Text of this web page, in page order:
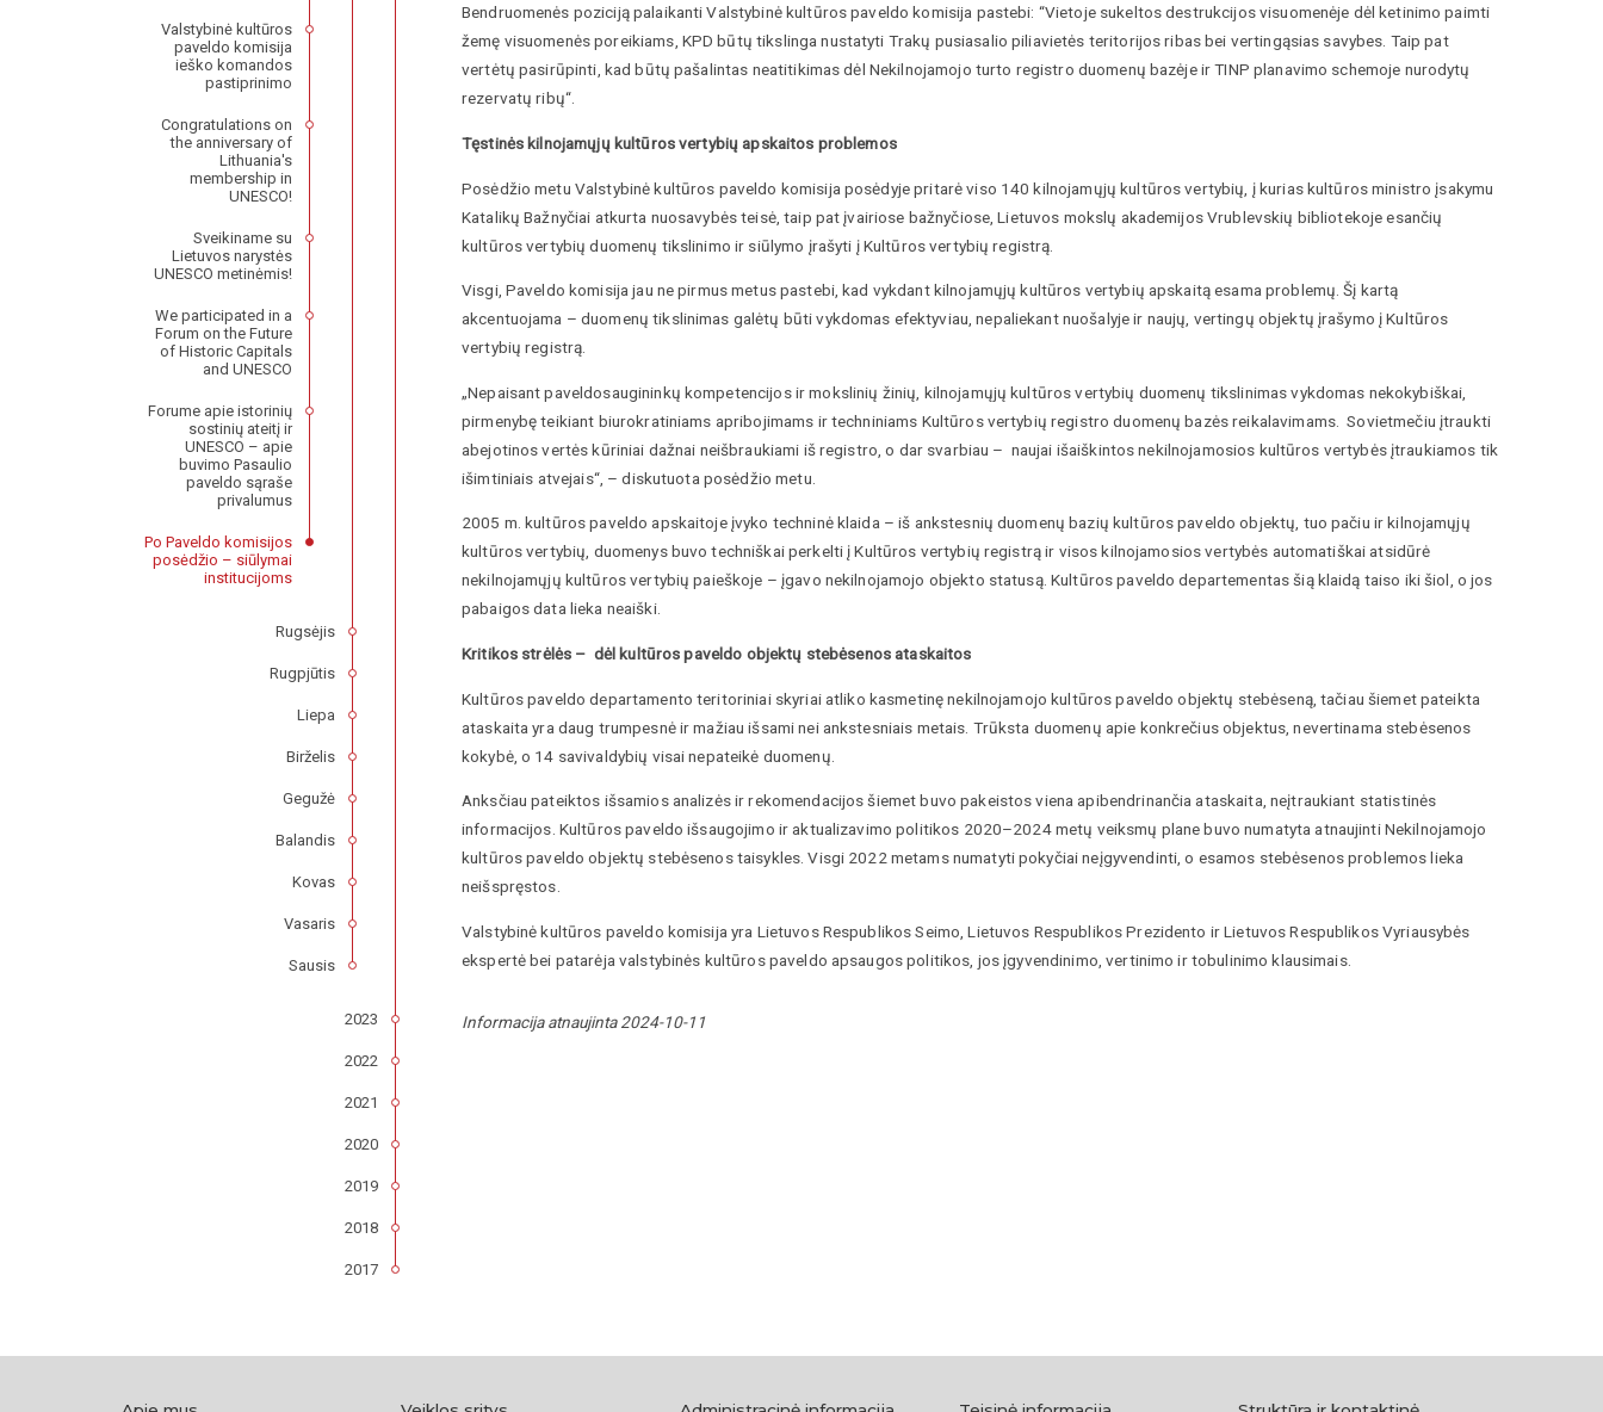
Bendruomenės poziciją palaikanti Valstybinė kultūros paveldo komisija pastebi: “Vietoje sukeltos destrukcijos visuomenėje dėl ketinimo paimti
žemę visuomenės poreikiams, KPD būtų tikslinga nustatyti Trakų pusiasalio piliavietės teritorijos ribas bei vertingąsias savybes. Taip pat
vertėtų pasirūpinti, kad būtų pašalintas neatitikimas dėl Nekilnojamojo turto registro duomenų bazėje ir TINP planavimo schemoje nurodytų
rezervatų ribų“.
Tęstinės kilnojamųjų kultūros vertybių apskaitos problemos
Posėdžio metu Valstybinė kultūros paveldo komisija posėdyje pritarė viso 140 kilnojamųjų kultūros vertybių, į kurias kultūros ministro įsakymu
Katalikų Bažnyčiai atkurta nuosavybės teisė, taip pat įvairiose bažnyčiose, Lietuvos mokslų akademijos Vrublevskių bibliotekoje esančių
kultūros vertybių duomenų tikslinimo ir siūlymo įrašyti į Kultūros vertybių registrą.
Visgi, Paveldo komisija jau ne pirmus metus pastebi, kad vykdant kilnojamųjų kultūros vertybių apskaitą esama problemų. Šį kartą
akcentuojama – duomenų tikslinimas galėtų būti vykdomas efektyviau, nepaliekant nuošalyje ir naujų, vertingų objektų įrašymo į Kultūros
vertybių registrą.
„Nepaisant paveldosaugininkų kompetencijos ir mokslinių žinių, kilnojamųjų kultūros vertybių duomenų tikslinimas vykdomas nekokybiškai,
pirmenybę teikiant biurokratiniams apribojimams ir techniniams Kultūros vertybių registro duomenų bazės reikalavimams. Sovietmečiu įtraukti
abejotinos vertės kūriniai dažnai neišbraukiami iš registro, o dar svarbiau – naujai išaiškintos nekilnojamosios kultūros vertybės įtraukiamos tik
išimtiniais atvejais“, – diskutuota posėdžio metu.
2005 m. kultūros paveldo apskaitoje įvyko techninė klaida – iš ankstesnių duomenų bazių kultūros paveldo objektų, tuo pačiu ir kilnojamųjų
kultūros vertybių, duomenys buvo techniškai perkelti į Kultūros vertybių registrą ir visos kilnojamosios vertybės automatiškai atsidūrė
nekilnojamųjų kultūros vertybių paieškoje – įgavo nekilnojamojo objekto statusą. Kultūros paveldo departementas šią klaidą taiso iki šiol, o jos
pabaigos data lieka neaiški.
Kritikos strėlės – dėl kultūros paveldo objektų stebėsenos ataskaitos
Kultūros paveldo departamento teritoriniai skyriai atliko kasmetinę nekilnojamojo kultūros paveldo objektų stebėseną, tačiau šiemet pateikta
ataskaita yra daug trumpesnė ir mažiau išsami nei ankstesniais metais. Trūksta duomenų apie konkrečius objektus, nevertinama stebėsenos
kokybė, o 14 savivaldybių visai nepateikė duomenų.
Anksčiau pateiktos išsamios analizės ir rekomendacijos šiemet buvo pakeistos viena apibendrinančia ataskaita, neįtraukiant statistinės
informacijos. Kultūros paveldo išsaugojimo ir aktualizavimo politikos 2020–2024 metų veiksmų plane buvo numatyta atnaujinti Nekilnojamojo
kultūros paveldo objektų stebėsenos taisykles. Visgi 2022 metams numatyti pokyčiai neįgyvendinti, o esamos stebėsenos problemos lieka
neišspręstos.
Valstybinė kultūros paveldo komisija yra Lietuvos Respublikos Seimo, Lietuvos Respublikos Prezidento ir Lietuvos Respublikos Vyriausybės
ekspertė bei patarėja valstybinės kultūros paveldo apsaugos politikos, jos įgyvendinimo, vertinimo ir tobulinimo klausimais.
Informacija atnaujinta 2024-10-11
Valstybinė kultūros
paveldo komisija
ieško komandos
pastiprinimo
Congratulations on
the anniversary of
Lithuania's
membership in
UNESCO!
Sveikiname su
Lietuvos narystės
UNESCO metinėmis!
We participated in a
Forum on the Future
of Historic Capitals
and UNESCO
Forume apie istorinių
sostinių ateitį ir
UNESCO – apie
buvimo Pasaulio
paveldo sąraše
privalumus
Po Paveldo komisijos
posėdžio – siūlymai
institucijoms
Rugsėjis
Rugpjūtis
Liepa
Birželis
Gegužė
Balandis
Kovas
Vasaris
Sausis
2023
2022
2021
2020
2019
2018
2017